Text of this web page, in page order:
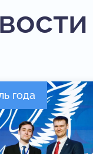
года